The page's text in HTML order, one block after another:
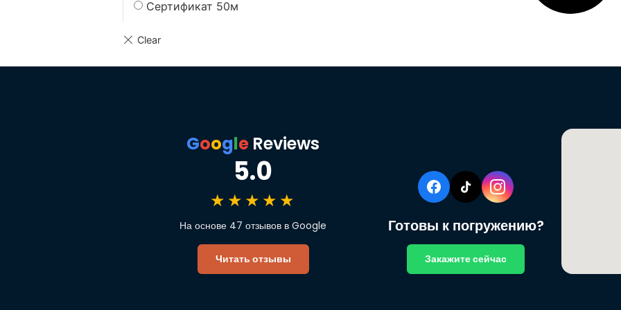
Сертификат 50м
Google Reviews
5.0
★★★★★
На основе 47 отзывов в Google
Читать отзывы
Готовы к погружению?
Закажите сейчас